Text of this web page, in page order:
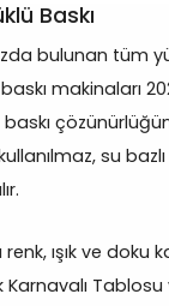
Baskı
bulunan tüm
makinaları
su bazlı
ışık ve doku
Karnavalı